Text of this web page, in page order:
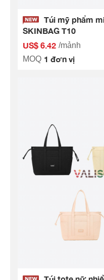
Túi mỹ phẩm
SKINBAG T10
US$ 6.42 /mảnh
MOQ 1 đơn vị